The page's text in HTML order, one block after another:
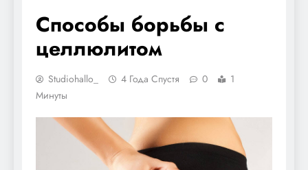
Способы борьбы с
целлюлитом
Studiohallo_ 4 Года Спустя 0
1
Минуты